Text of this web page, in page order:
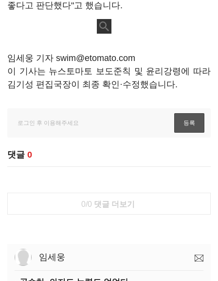
좋다고 판단했다"고 했습니다.
임세웅 기자 swim@etomato.com
이 기사는 뉴스토마토 보도준칙 및 윤리강령에 따라
김기성 편집국장이 최종 확인·수정했습니다.
댓글 0
0/0 댓글 더보기
임세웅